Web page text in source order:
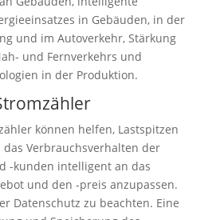
in Gebäuden, in der
und im Autoverkehr, Stärkung
und Fernverkehrs und
in der Produktion.
können helfen, Lastspitzen
Verbrauchsverhalten der
-kunden intelligent an das
und den -preis anzupassen.
Datenschutz zu beachten. Eine